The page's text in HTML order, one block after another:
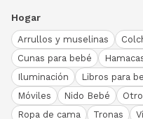
Hogar
Arrullos y muselinas
Cunas para bebé
Iluminación
Libros para
Móviles
Nido Bebé
Ropa de cama
Tronas